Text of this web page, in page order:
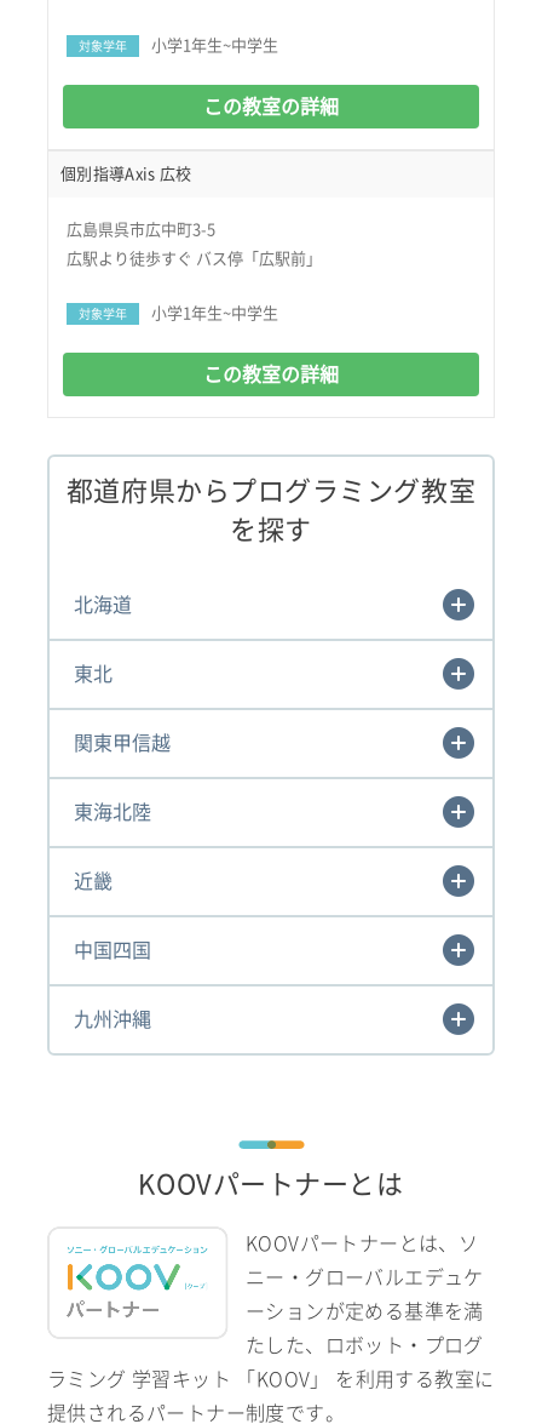
対象学年 小学1年生~中学生
この教室の詳細
個別指導Axis 広校
広島県呉市広中町3-5
広駅より徒歩すぐ バス停「広駅前」
対象学年 小学1年生~中学生
この教室の詳細
都道府県からプログラミング教室
を探す
北海道
東北
関東甲信越
東海北陸
近畿
中国四国
九州沖縄
KOOVパートナーとは
KOOVパートナーとは、ソ
ニー・グローバルエデュケ
ーションが定める基準を満
たした、ロボット・プログ
ラミング 学習キット 「KOOV」 を利用する教室に
提供されるパートナー制度です。